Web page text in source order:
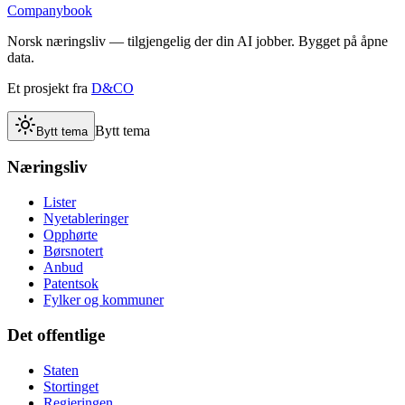
Companybook
Norsk næringsliv — tilgjengelig der din AI jobber. Bygget på åpne
data.
Et prosjekt fra D&CO
Bytt tema Bytt tema
Næringsliv
Lister
Nyetableringer
Opphørte
Børsnotert
Anbud
Patentsok
Fylker og kommuner
Det offentlige
Staten
Stortinget